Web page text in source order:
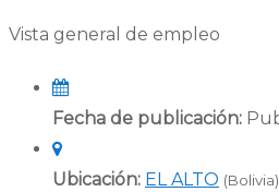
Vista general de empleo
Fecha de publicación:
Ubicación: EL ALTO (Bolivia)